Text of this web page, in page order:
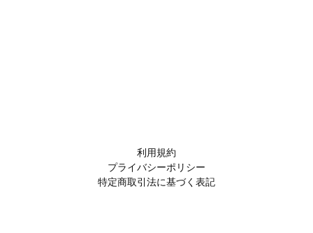
利用規約
プライバシーポリシー
特定商取引法に基づく表記